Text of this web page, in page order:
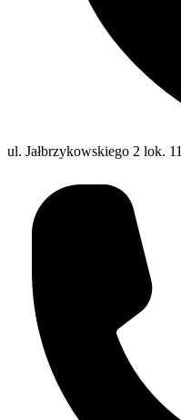
ul. Jałbrzykowskiego 2 lok. 11